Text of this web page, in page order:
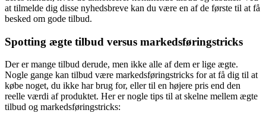
at tilmelde dig disse nyhedsbreve kan du være en af de første til at få
besked om gode tilbud.
Spotting ægte tilbud versus markedsføringstricks
Der er mange tilbud derude, men ikke alle af dem er lige ægte.
Nogle gange kan tilbud være markedsføringstricks for at få dig til at
købe noget, du ikke har brug for, eller til en højere pris end den
reelle værdi af produktet. Her er nogle tips til at skelne mellem ægte
tilbud og markedsføringstricks: